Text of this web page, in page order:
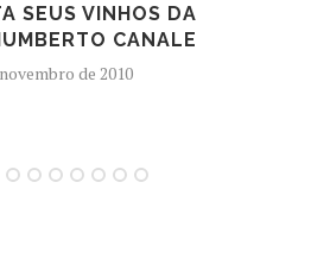
SEUS VINHOS DA
CANALE
de 2010